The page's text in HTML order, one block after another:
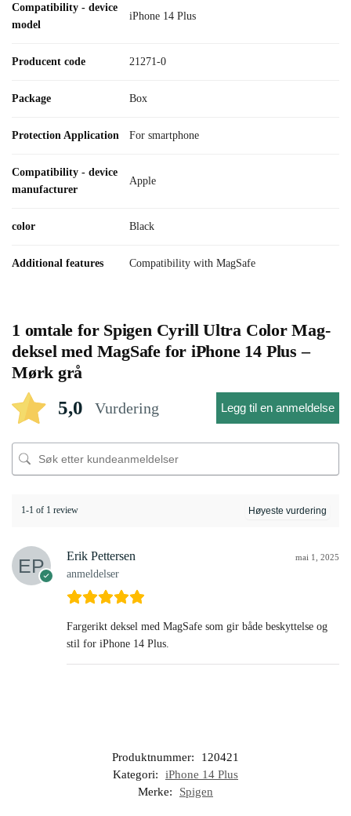
Compatibility - device
model
iPhone 14 Plus
Producent code 21271-0
Package Box
Protection Application For smartphone
Compatibility - device
manufacturer
Apple
color Black
Additional features Compatibility with MagSafe
1 omtale for Spigen Cyrill Ultra Color Mag-
deksel med MagSafe for iPhone 14 Plus –
Mørk grå
5,0 Vurdering Legg til en anmeldelse
1-1 of 1 review
Erik Pettersen
anmeldelser
mai 1, 2025
Fargerikt deksel med MagSafe som gir både beskyttelse og
stil for iPhone 14 Plus.
Produktnummer:
120421
Kategori:
iPhone 14 Plus
Merke:
Spigen